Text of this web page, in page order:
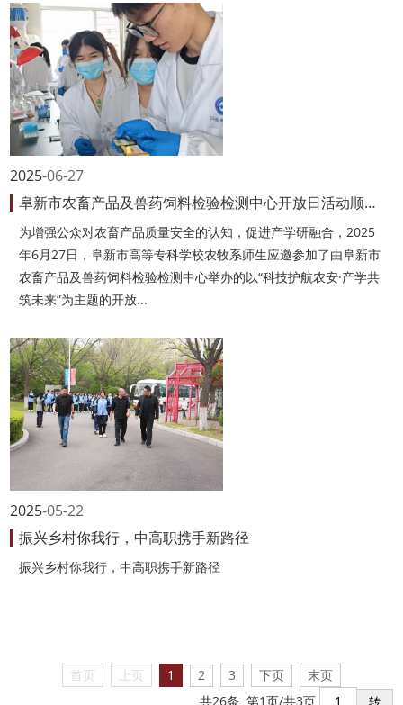
06-27
2025
阜新市农畜产品及兽药饲料检验检测中心开放日活动顺利开展
为增强公众对农畜产品质量安全的认知，促进产学研融合，2025
年6月27日，阜新市高等专科学校农牧系师生应邀参加了由阜新市
农畜产品及兽药饲料检验检测中心举办的以“科技护航农安·产学共
筑未来”为主题的开放...
05-22
2025
振兴乡村你我行，中高职携手新路径
振兴乡村你我行，中高职携手新路径
首页 上页 1 2 3 下页
末页
共26条 第1页/共3页
转